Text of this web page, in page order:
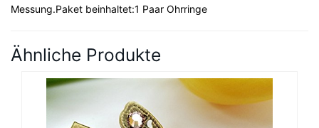
Messung.Paket beinhaltet:1 Paar Ohrringe
Ähnliche Produkte